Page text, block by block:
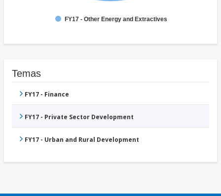
FY17 - Other Energy and Extractives
Temas
FY17 - Finance
FY17 - Private Sector Development
FY17 - Urban and Rural Development